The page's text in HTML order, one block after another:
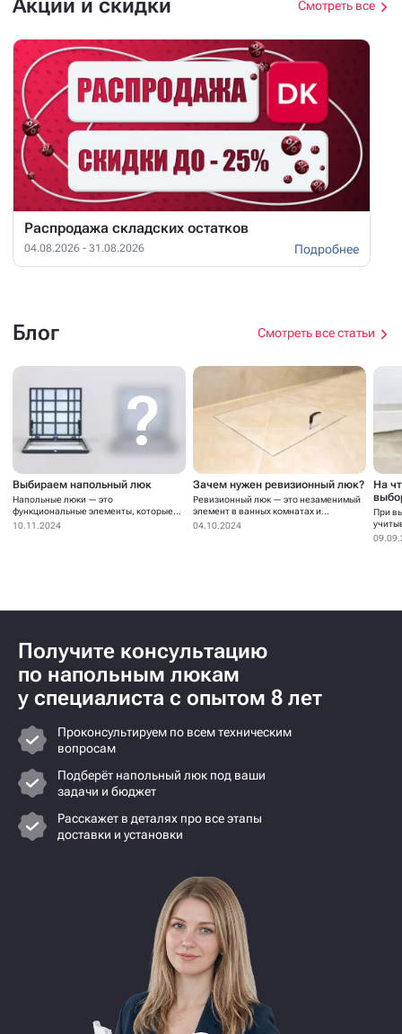
Акции и скидки Смотреть все
Распродажа складских остатков
04.08.2026 - 31.08.2026 Подробнее
Блог Смотреть все статьи
Выбираем напольный люк
Напольные люки — это
функциональные элементы, которые
устанавливаются для...
10.11.2024
Зачем нужен ревизионный люк?
Ревизионный люк — это незаменимый
элемент в ванных комнатах и...
04.10.2024
На
При
Получите консультацию
по напольным люкам
у специалиста с опытом 8 лет
Проконсультируем по всем техническим
вопросам
Подберёт напольный люк под ваши
задачи и бюджет
Расскажет в деталях про все этапы
доставки и установки